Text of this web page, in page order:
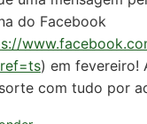
do Facebook
) em fevereiro!
com tudo por